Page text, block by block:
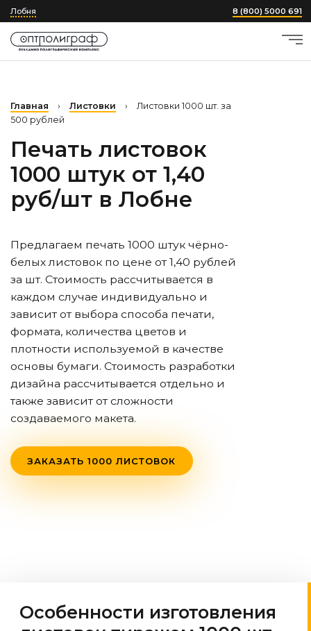
Лобня 8 (800) 5000 691
Главная › Листовки ›
Листовки 1000 шт. за
500 рублей
Печать листовок
1000 штук от 1,40
руб/шт в Лобне
Предлагаем печать 1000 штук чёрно-
белых листовок по цене от 1,40 рублей
за шт. Стоимость рассчитывается в
каждом случае индивидуально и
зависит от выбора способа печати,
формата, количества цветов и
плотности используемой в качестве
основы бумаги. Стоимость разработки
дизайна рассчитывается отдельно и
также зависит от сложности
создаваемого макета.
ЗАКАЗАТЬ 1000 ЛИСТОВОК
Особенности изготовления